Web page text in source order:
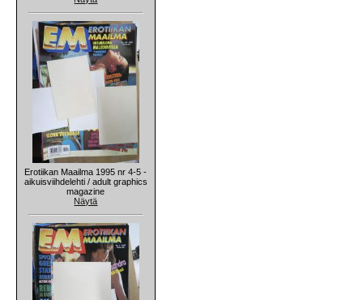
Erotiikan Maailma 1995 nr 4-5 -
aikuisviihdelehti / adult graphics
magazine
Näytä